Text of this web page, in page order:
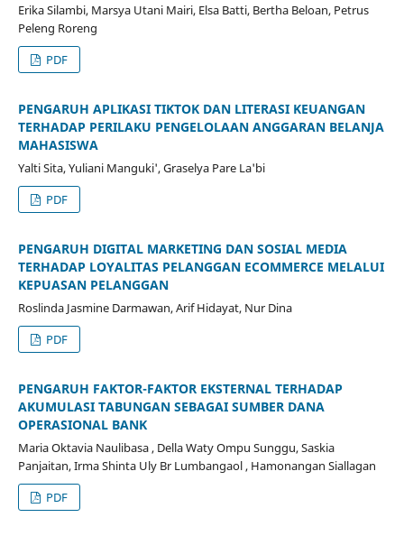
Erika Silambi, Marsya Utani Mairi, Elsa Batti, Bertha Beloan, Petrus
Peleng Roreng
PDF
PENGARUH APLIKASI TIKTOK DAN LITERASI KEUANGAN
TERHADAP PERILAKU PENGELOLAAN ANGGARAN BELANJA
MAHASISWA
Yalti Sita, Yuliani Manguki', Graselya Pare La'bi
PDF
PENGARUH DIGITAL MARKETING DAN SOSIAL MEDIA
TERHADAP LOYALITAS PELANGGAN ECOMMERCE MELALUI
KEPUASAN PELANGGAN
Roslinda Jasmine Darmawan, Arif Hidayat, Nur Dina
PDF
PENGARUH FAKTOR-FAKTOR EKSTERNAL TERHADAP
AKUMULASI TABUNGAN SEBAGAI SUMBER DANA
OPERASIONAL BANK
Maria Oktavia Naulibasa , Della Waty Ompu Sunggu, Saskia
Panjaitan, Irma Shinta Uly Br Lumbangaol , Hamonangan Siallagan
PDF